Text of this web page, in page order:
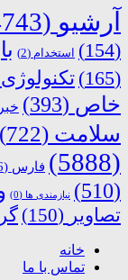
آرشیو (4743)
(154)
استخدام (2)
(165)
تکنولوژی
خاص (393)
سلامت (722)
(5888)
فارس (6)
(510)
نیازمندی ها (0)
تصاویر (150)
خانه
تماس با ما